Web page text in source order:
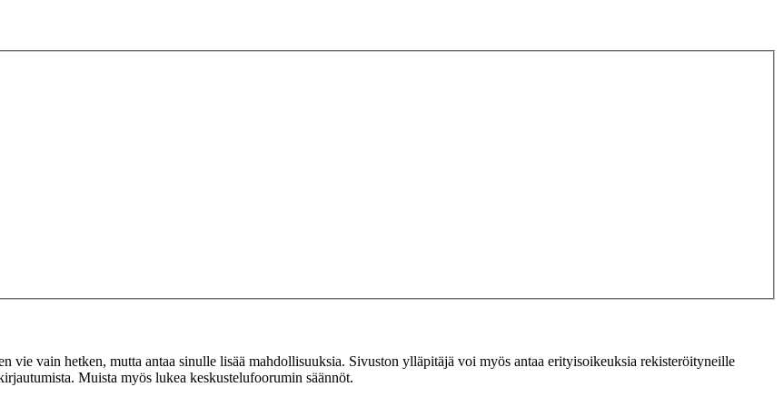
vie vain hetken, mutta antaa sinulle lisää mahdollisuuksia. Sivuston ylläpitäjä voi myös antaa erityisoikeuksia rekisteröityneille
Muista myös lukea keskustelufoorumin säännöt.